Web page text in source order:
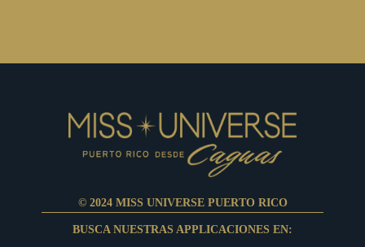
© 2024 MISS UNIVERSE PUERTO RICO
BUSCA NUESTRAS APPLICACIONES EN: